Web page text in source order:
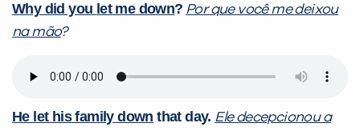
Why did you let me down? Por que você medeixou
na mão?
He let his family down that day. Ele decepcionou a